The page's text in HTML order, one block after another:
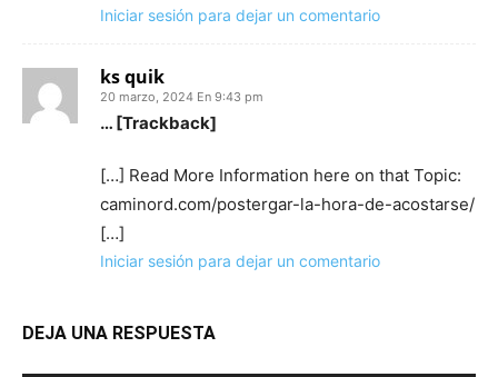
Iniciar sesión para dejar un comentario
ks quik
20 marzo, 2024 En 9:43 pm
… [Trackback]
[…] Read More Information here on that Topic:
caminord.com/postergar-la-hora-de-acostarse/
[…]
Iniciar sesión para dejar un comentario
DEJA UNA RESPUESTA